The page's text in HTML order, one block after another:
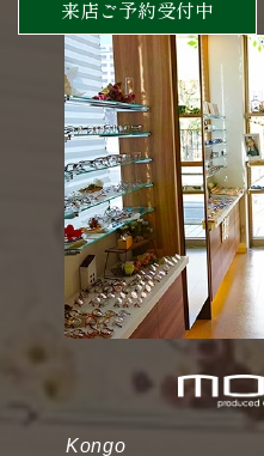
来店ご予約受付中
Kongo